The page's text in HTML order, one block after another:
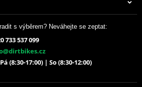
vzhled
337 Kč
Skladem
s výběrem? Neváhejte se zeptat:
733 537 099
(8:30-17:00) | So (8:30-12:00)